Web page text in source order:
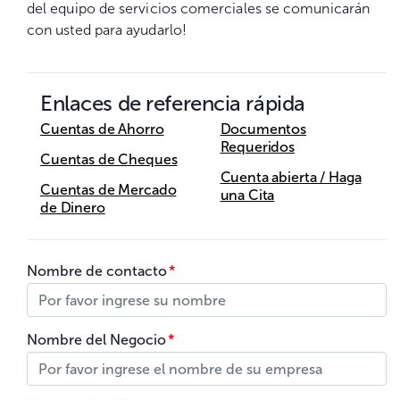
del equipo de servicios comerciales se comunicarán
con usted para ayudarlo!
Enlaces de referencia rápida
Cuentas de Ahorro
Cuentas de Cheques
Cuentas de Mercado
de Dinero
Documentos
Requeridos
Cuenta abierta / Haga
una Cita
Nombre de contacto*
Nombre del Negocio*